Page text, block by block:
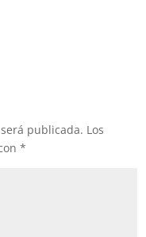
publicada. Los
*